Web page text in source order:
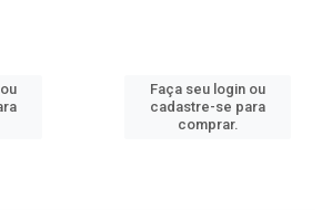
Faça seu login ou
cadastre-se para
comprar.